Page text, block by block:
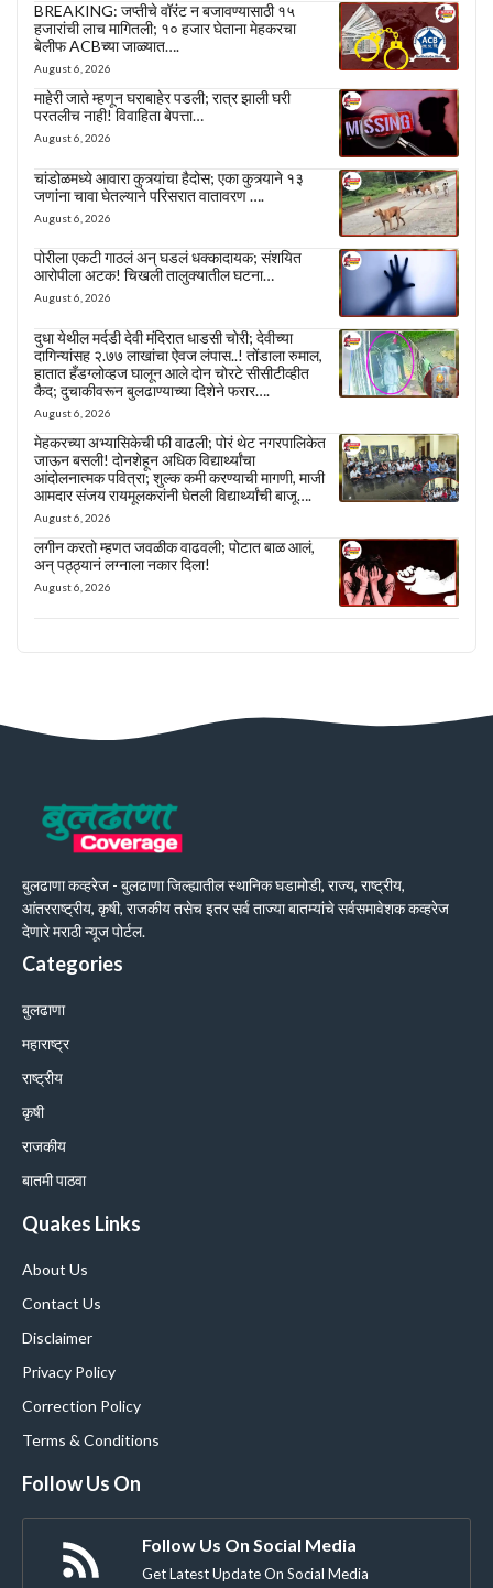
BREAKING: जप्तीचे वॉरंट न बजावण्यासाठी १५
हजारांची लाच मागितली; १० हजार घेताना मेहकरचा
बेलीफ ACBच्या जाळ्यात….
August 6, 2026
माहेरी जाते म्हणून घराबाहेर पडली; रात्र झाली घरी
परतलीच नाही! विवाहिता बेपत्ता…
August 6, 2026
चांडोळमध्ये आवारा कुत्र्यांचा हैदोस; एका कुत्र्याने १३
जणांना चावा घेतल्याने परिसरात वातावरण ….
August 6, 2026
पोरीला एकटी गाठलं अन् घडलं धक्कादायक; संशयित
आरोपीला अटक! चिखली तालुक्यातील घटना…
August 6, 2026
दुधा येथील मर्दडी देवी मंदिरात धाडसी चोरी; देवीच्या
दागिन्यांसह २.७७ लाखांचा ऐवज लंपास..! तोंडाला रुमाल,
हातात हँडग्लोव्हज घालून आले दोन चोरटे सीसीटीव्हीत
कैद; दुचाकीवरून बुलढाण्याच्या दिशेने फरार….
August 6, 2026
मेहकरच्या अभ्यासिकेची फी वाढली; पोरं थेट नगरपालिकेत
जाऊन बसली! दोनशेहून अधिक विद्यार्थ्यांचा
आंदोलनात्मक पवित्रा; शुल्क कमी करण्याची मागणी, माजी
आमदार संजय रायमूलकरांनी घेतली विद्यार्थ्यांची बाजू….
August 6, 2026
लगीन करतो म्हणत जवळीक वाढवली; पोटात बाळ आलं,
अन् पठ्ठ्यानं लग्नाला नकार दिला!
August 6, 2026
बुलढाणा कव्हरेज - बुलढाणा जिल्ह्यातील स्थानिक घडामोडी, राज्य, राष्ट्रीय,
आंतरराष्ट्रीय, कृषी, राजकीय तसेच इतर सर्व ताज्या बातम्यांचे सर्वसमावेशक कव्हरेज
देणारे मराठी न्यूज पोर्टल.
Categories
बुलढाणा
महाराष्ट्र
राष्ट्रीय
कृषी
राजकीय
बातमी पाठवा
Quakes Links
About Us
Contact Us
Disclaimer
Privacy Policy
Correction Policy
Terms & Conditions
Follow Us On
Follow Us On Social Media
Get Latest Update On Social Media